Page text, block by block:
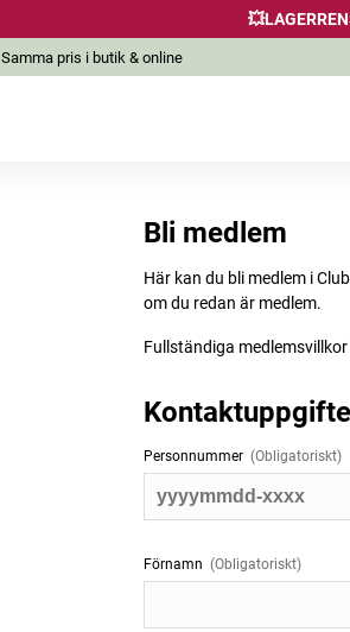
Samma pris i butik & online
Bli medlem
Här kan du bli medlem i
om du redan är medlem.
Fullständiga
Personnummer (Obligatoriskt)
Förnamn (Obligatoriskt)